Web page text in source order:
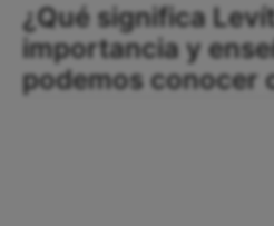
¿Qué significa
importancia y
podemos conocer